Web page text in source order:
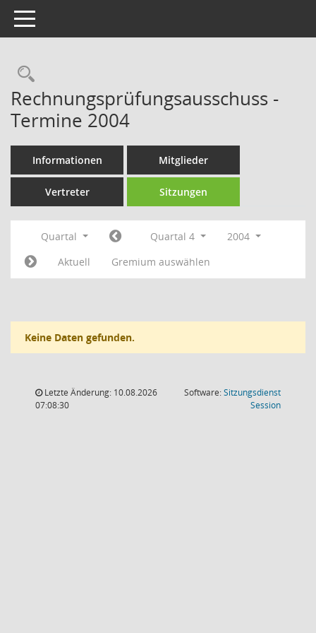
Toggle navigation
Rechercheauswahl
Rechnungsprüfungsausschuss -
Termine 2004
Informationen Mitglieder
Vertreter Sitzungen
Quartal Quartal 4
2004
Aktuell
Gremium auswählen
Keine Daten gefunden.
Letzte Änderung: 10.08.2026
07:08:30
Software:Sitzungsdienst
Session(Wird in